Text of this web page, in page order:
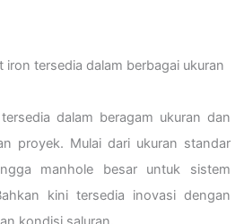
tersedia dalam berbagai ukuran
dalam beragam ukuran dan
proyek. Mulai dari ukuran standar
manhole besar untuk sistem
kini tersedia inovasi dengan